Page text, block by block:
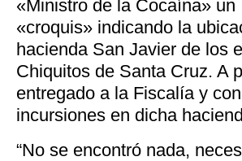
«Ministro de la Cocaína» un
«croquis» indicando la
hacienda San Javier de los
Chiquitos de Santa Cruz. A
entregado a la Fiscalía y
incursiones en dicha
“No se encontró nada,